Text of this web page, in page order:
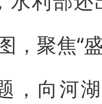
，聚焦“
，向河